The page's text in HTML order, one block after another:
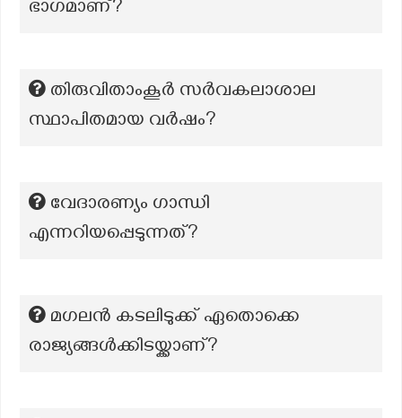
ഭാഗമാണ്?
തിരുവിതാംകൂർ സർവകലാശാല
സ്ഥാപിതമായ വർഷം?
വേദാരണ്യം ഗാന്ധി
എന്നറിയപ്പെടുന്നത്?
മഗലൻ കടലിടുക്ക് ഏതൊക്കെ
രാജ്യങ്ങൾക്കിടയ്ക്കാണ്?